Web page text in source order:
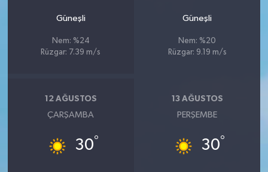
Güneşli
Nem: %24
Rüzgar: 7.39 m/s
Güneşli
Nem: %20
Rüzgar: 9.19 m/s
12 AĞUSTOS
ÇARŞAMBA
30°
13 AĞUSTOS
PERŞEMBE
30°